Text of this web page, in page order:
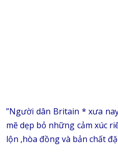
”Người dân Britain * xưa
mẽ dẹp bỏ những cảm xúc
lộn ,hòa đồng và bản chất